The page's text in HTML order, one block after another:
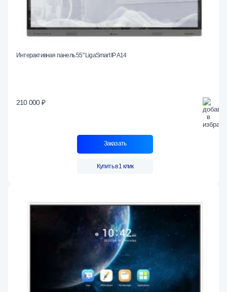
Интерактивная панель 55" LigaSmart IP A14
210 000 ₽
Заказать
Купить в 1 клик